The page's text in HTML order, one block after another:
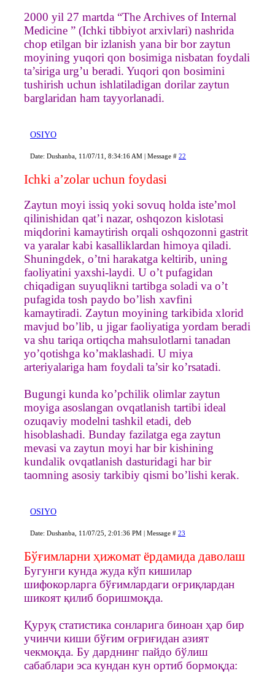
2000 yil 27 martda “The Archives of Internal
Medicine ” (Ichki tibbiyot arxivlari) nashrida
chop etilgan bir izlanish yana bir bor zaytun
moyining yuqori qon bosimiga nisbatan foydali
ta’siriga urg’u beradi. Yuqori qon bosimini
tushirish uchun ishlatiladigan dorilar zaytun
barglaridan ham tayyorlanadi.
OSIYO
Date: Dushanba, 11/07/11, 8:34:16 AM | Message # 22
Ichki a’zolar uchun foydasi
Zaytun moyi issiq yoki sovuq holda iste’mol
qilinishidan qat’i nazar, oshqozon kislotasi
miqdorini kamaytirish orqali oshqozonni gastrit
va yaralar kabi kasalliklardan himoya qiladi.
Shuningdek, o’tni harakatga keltirib, uning
faoliyatini yaxshi-laydi. U o’t pufagidan
chiqadigan suyuqlikni tartibga soladi va o’t
pufagida tosh paydo bo’lish xavfini
kamaytiradi. Zaytun moyining tarkibida xlorid
mavjud bo’lib, u jigar faoliyatiga yordam beradi
va shu tariqa ortiqcha mahsulotlarni tanadan
yo’qotishga ko’maklashadi. U miya
arteriyalariga ham foydali ta’sir ko’rsatadi.
Bugungi kunda ko’pchilik olimlar zaytun
moyiga asoslangan ovqatlanish tartibi ideal
ozuqaviy modelni tashkil etadi, deb
hisoblashadi. Bunday fazilatga ega zaytun
mevasi va zaytun moyi har bir kishining
kundalik ovqatlanish dasturidagi har bir
taomning asosiy tarkibiy qismi bo’lishi kerak.
OSIYO
Date: Dushanba, 11/07/25, 2:01:36 PM | Message # 23
Бўғимларни ҳижомат ёрдамида даволаш
Бугунги кунда жуда кўп кишилар
шифокорларга бўғимлардаги оғриқлардан
шикоят қилиб боришмоқда.
Қуруқ статистика сонларига биноан ҳар бир
учинчи киши бўғим оғриғидан азият
чекмоқда. Бу дарднинг пайдо бўлиш
сабаблари эса кундан кун ортиб бормоқда: